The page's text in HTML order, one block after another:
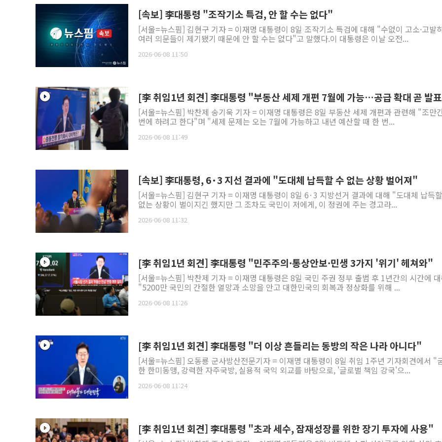
[속보] 李대통령 "조작기소 특검, 안 할 수는 없다"
[서울=뉴스핌] 김현구 기자 = 이재명 대통령이 8일 조작기소 특검에 대해 "수없이 고소·고발
여러 의문들이 제기됐기 때문에 안 할 수는 없다"고 말했다.이 대통령은 이날 오전...
2026-06-08 11:50
[李 취임1년 회견] 李대통령 "부동산 세제 개편 7월에 가능…공급 확대 곧 발
[서울=뉴스핌] 박찬제 송기욱 기자 = 이재명 대통령은 8일 부동산 세제 개편과 관련해 "조만
번에 하려고 한다"며 "세제 문제는 오는 7월에 가능하고 내년 예산할 때 한 번...
2026-06-08 11:49
[속보] 李대통령, 6·3 지선 결과에 "도대체 납득할 수 없는 상황 벌어져"
[서울=뉴스핌] 김현구 기자 = 이재명 대통령이 8일 6·3 지방선거 결과에 대해 "도대체 납득
없는 상황이 벌이지긴 했지만 그 조차도 국민이 저에게, 이 정권에 주는 경고라...
2026-06-08 11:32
[李 취임1년 회견] 李대통령 "민주주의·통상안보·민생 3가지 '위기' 헤쳐와"
[서울=뉴스핌] 박찬제 기자 = 이재명 대통령은 8일 국민 주권 정부 출범 후 1년간의 시간에
"5200만 국민의 간절한 열망과 소망을 안고 대한민국의 회복과 정상화를 위해 ...
2026-06-08 11:26
[李 취임1년 회견] 李대통령 "더 이상 흔들리는 동방의 작은 나라 아니다"
[서울=뉴스핌] 오동룡 군사방산전문기자 = 이재명 대통령이 8일 취임 1주년 기자회견에서 "
한 한미동맹, 강력한 자주국방, 실용적 국익 외교를 바탕으로, '글로벌 책임 강국'으...
2026-06-08 11:24
[李 취임1년 회견] 李대통령 "초과 세수, 잠재성장률 위한 장기 투자에 사용"